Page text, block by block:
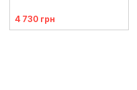
4 730 грн